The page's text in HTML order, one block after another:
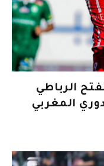
الرباطي
المغربي